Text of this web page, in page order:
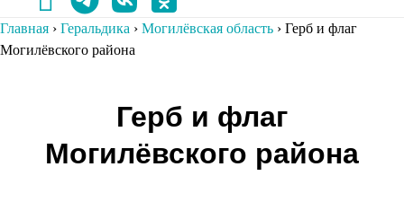
Главная › Геральдика › Могилёвская область › Герб и флаг
Могилёвского района
Герб и флаг
Могилёвского района
Навигация
по